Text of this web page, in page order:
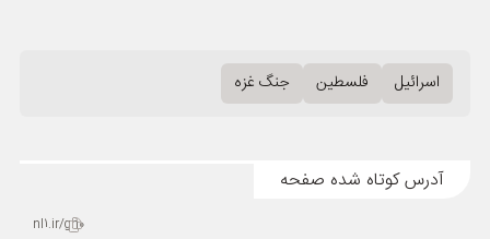
اسرائیل فلسطین جنگ غزه
آدرس کوتاه شده صفحه
nl1.ir/gh0